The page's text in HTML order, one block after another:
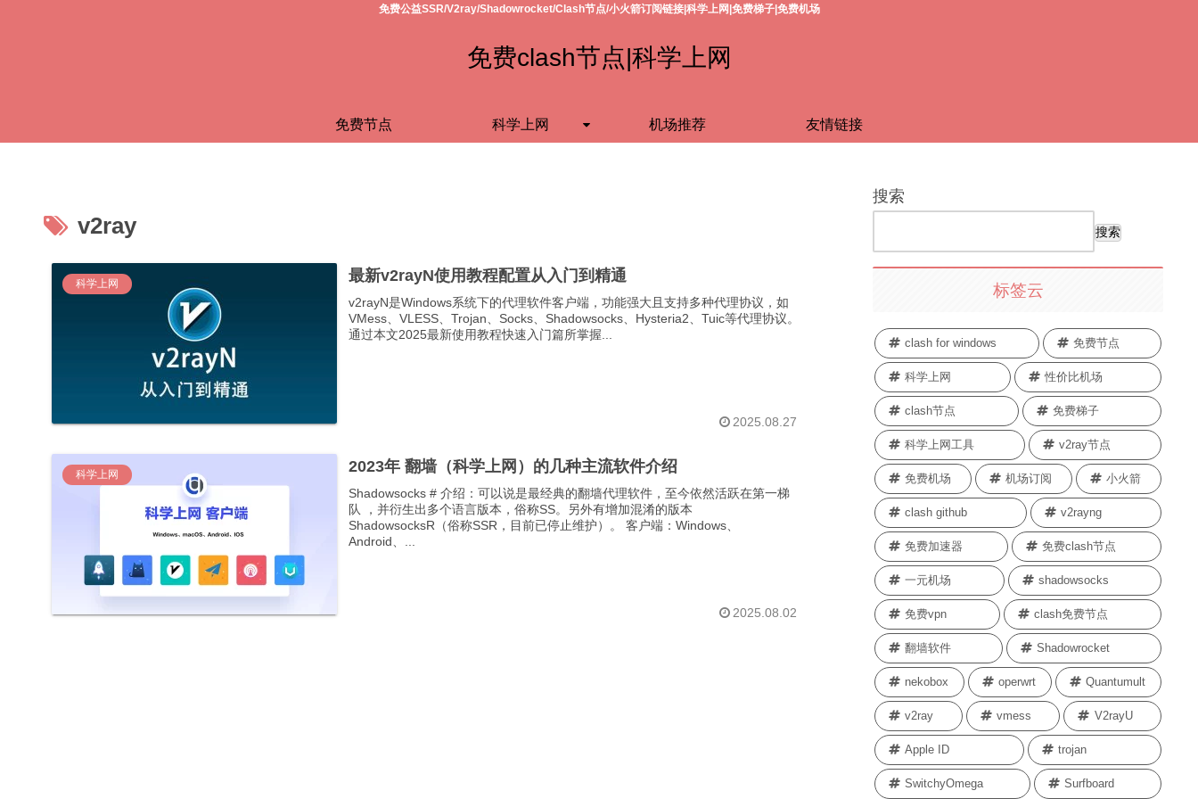
免费公益SSR/V2ray/Shadowrocket/Clash节点/小火箭订阅链接|科学上网|免费梯子|免费机场
免费clash节点|科学上网
免费节点 科学上网 机场推荐 友情链接
v2ray
科学上网 最新v2rayN使用教程配置从入门到精通
v2rayN是Windows系统下的代理软件客户端，功能强大且支持多种代理协议，如
VMess、VLESS、Trojan、Socks、Shadowsocks、Hysteria2、Tuic等代理协议。
通过本文2025最新使用教程快速入门篇所掌握...
2025.08.27
科学上网 2023年 翻墙（科学上网）的几种主流软件介绍
Shadowsocks # 介绍：可以说是最经典的翻墙代理软件，至今依然活跃在第一梯
队 ，并衍生出多个语言版本，俗称SS。另外有增加混淆的版本
ShadowsocksR（俗称SSR，目前已停止维护）。 客户端：Windows、
Android、...
2025.08.02
搜索
搜索
标签云
clash for windows 免费节点
科学上网 性价比机场
clash节点 免费梯子
科学上网工具 v2ray节点
免费机场 机场订阅 小火箭
clash github v2rayng
免费加速器 免费clash节点
一元机场 shadowsocks
免费vpn clash免费节点
翻墙软件 Shadowrocket
nekobox operwrt Quantumult
v2ray vmess V2rayU
Apple ID trojan
SwitchyOmega Surfboard